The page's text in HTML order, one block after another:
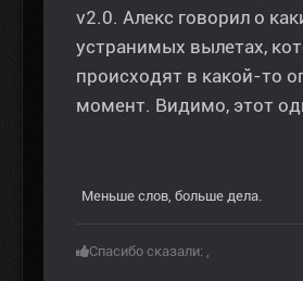
v2.0. Алекс говорил о
устранимых вылетах,
происходят в какой-то
момент. Видимо, этот
Меньше слов, больше дела.
Спасибо сказали: